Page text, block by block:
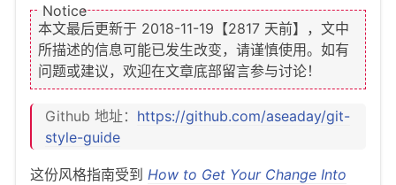
本文最后更新于 2018-11-19 【2817 天前】，文中
所描述的信息可能已发生改变，请谨慎使用。如有
问题或建议，欢迎在文章底部留言参与讨论！
Github 地址： https://github.com/aseaday/git-
style-guide
这份风格指南受到 How to Get Your Change Into